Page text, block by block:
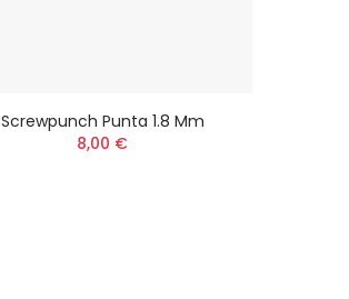
Screwpunch Punta 1.8 Mm
8,00 €